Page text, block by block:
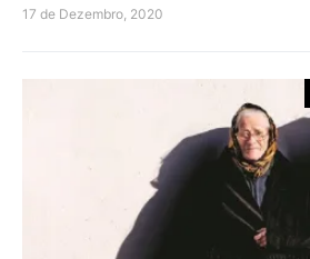
17 de Dezembro, 2020